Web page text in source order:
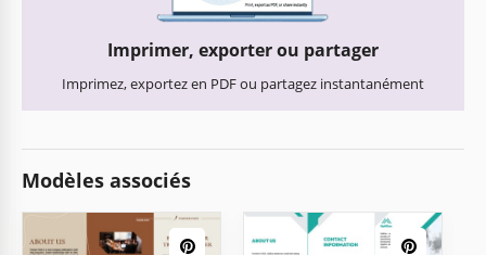
Imprimer, exporter ou partager
Imprimez, exportez en PDF ou partagez instantanément
Modèles associés